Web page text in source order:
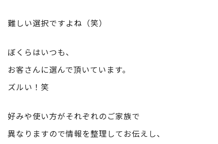
難しい選択ですよね（笑）
ぼくらはいつも、
お客さんに選んで頂いています。
ズルい！笑
好みや使い方がそれぞれのご家族で
異なりますので情報を整理してお伝えし、